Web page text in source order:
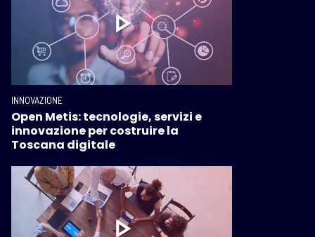
INNOVAZIONE
Open Metis: tecnologie, servizi e
innovazione per costruire la
Toscana digitale